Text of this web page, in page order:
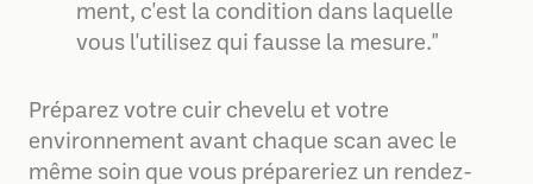
ment, c'est la condition dans laquelle
vous l'utilisez qui fausse la mesure."
Préparez votre cuir chevelu et votre
environnement avant chaque scan avec le
même soin que vous prépareriez un rendez-